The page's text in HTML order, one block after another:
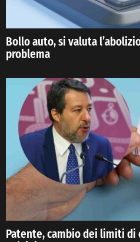
Bollo auto, si valuta
problema
Patente, cambio dei limiti di